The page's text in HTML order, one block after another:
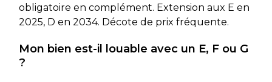
obligatoire en complément. Extension aux E en
2025, D en 2034. Décote de prix fréquente.
Mon bien est-il louable avec un E, F ou G
?